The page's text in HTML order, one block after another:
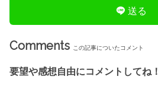
送る
Comments この記事についたコメント
要望や感想自由にコメントしてね！